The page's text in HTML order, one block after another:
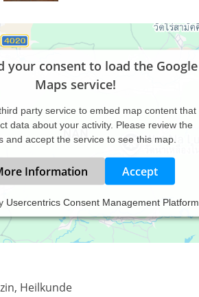
your consent to load the Google
Maps service!
party service to embed map content that
data about your activity. Please review the
and accept the service to see this map.
Information Accept
Usercentrics Consent Management Platform
Heilkunde